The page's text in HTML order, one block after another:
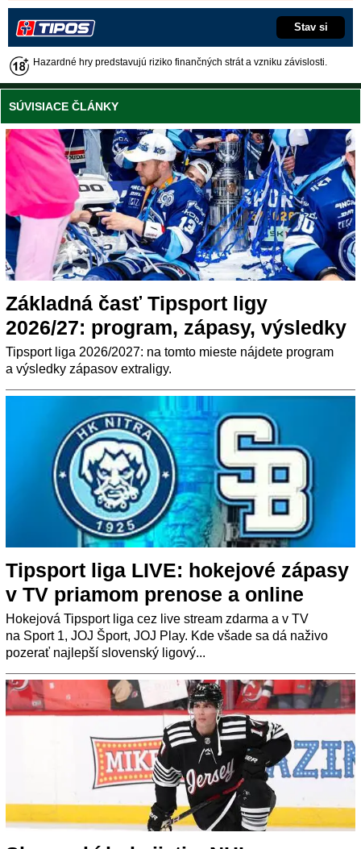
Stav si
Hazardné hry predstavujú riziko finančných strát a vzniku závislosti.
SÚVISIACE ČLÁNKY
Základná časť Tipsport ligy
2026/27: program, zápasy, výsledky
Tipsport liga 2026/2027: na tomto mieste nájdete program
a výsledky zápasov extraligy.
Tipsport liga LIVE: hokejové zápasy
v TV priamom prenose a online
Hokejová Tipsport liga cez live stream zdarma a v TV
na Sport 1, JOJ Šport, JOJ Play. Kde všade sa dá naživo
pozerať najlepší slovenský ligový...